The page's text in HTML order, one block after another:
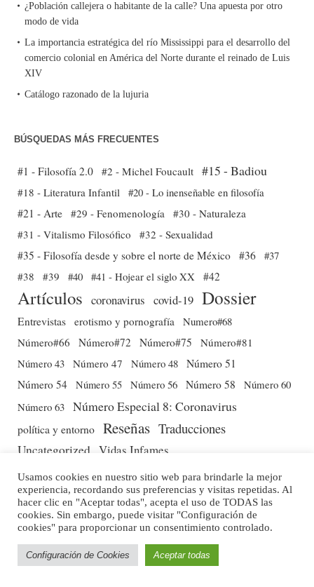
¿Población callejera o habitante de la calle? Una apuesta por otro
modo de vida
La importancia estratégica del río Mississippi para el desarrollo del
comercio colonial en América del Norte durante el reinado de Luis
XIV
Catálogo razonado de la lujuria
BÚSQUEDAS MÁS FRECUENTES
#1 - Filosofía 2.0 #2 - Michel Foucault #15 - Badiou
#18 - Literatura Infantil #20 - Lo inenseñable en filosofía
#21 - Arte #29 - Fenomenología #30 - Naturaleza
#31 - Vitalismo Filosófico
#32 - Sexualidad
#35 - Filosofía desde y sobre el norte de México #36 #37
#38
#39 #40 #41 - Hojear el siglo XX #42
Artículos coronavirus covid-19 Dossier
Entrevistas erotismo y pornografía Numero#68
Número#66
Número#72 Número#75
Número#81
Número 43 Número 47 Número 48 Número 51
Número 54 Número 55 Número 56 Número 58
Número 60
Número 63 Número Especial 8: Coronavirus
política y entorno Reseñas Traducciones
Uncategorized Vidas Infames
Usamos cookies en nuestro sitio web para brindarle la mejor
experiencia, recordando sus preferencias y visitas repetidas. Al
hacer clic en "Aceptar todas", acepta el uso de TODAS las
cookies. Sin embargo, puede visitar "Configuración de
cookies" para proporcionar un consentimiento controlado.
Configuración de Cookies Aceptar todas